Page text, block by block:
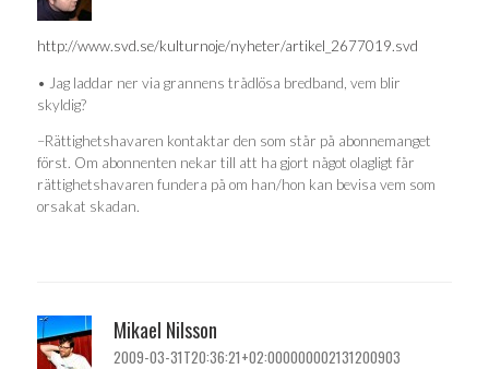
http://www.svd.se/kulturnoje/nyheter/artikel_2677019.svd
• Jag laddar ner via grannens trådlösa bredband, vem blir
skyldig?
–Rättighetshavaren kontaktar den som står på abonnemanget
först. Om abonnenten nekar till att ha gjort något olagligt får
rättighetshavaren fundera på om han/hon kan bevisa vem som
orsakat skadan.
Mikael Nilsson
2009-03-31T20:36:21+02:000000002131200903